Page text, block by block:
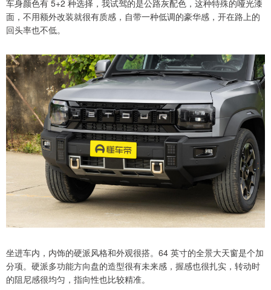
车身颜色有 5+2 种选择，我试驾的是公路灰配色，这种特殊的哑光漆
面，不用额外改装就很有质感，自带一种低调的豪华感，开在路上的
回头率也不低。
坐进车内，内饰的硬派风格和外观很搭。64 英寸的全景大天窗是个加
分项。硬派多功能方向盘的造型很有未来感，握感也很扎实，转动时
的阻尼感很均匀，指向性也比较精准。